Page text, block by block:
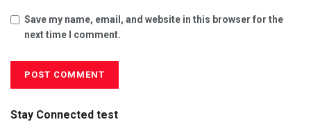
Save my name, email, and website in this browser for the
next time I comment.
Stay Connected test